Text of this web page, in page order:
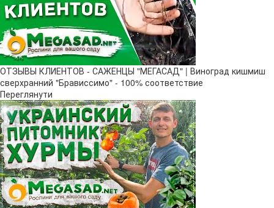
ОТЗЫВЫ КЛИЕНТОВ - САЖЕНЦЫ "МЕГАСАД" | Виноград кишмиш
сверхранний "Брависсимо" - 100% соответствие
Переглянути